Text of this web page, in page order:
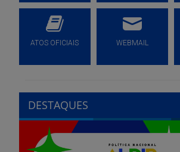
ATOS OFICIAIS WEBMAIL
DESTAQUES